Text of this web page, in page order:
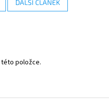
DALŠÍ ČLÁNEK
položce.